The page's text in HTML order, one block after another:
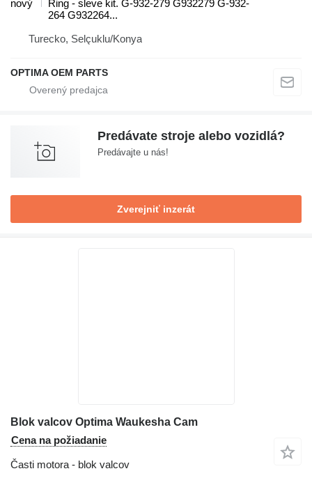
nový
Ring - sleve kit. G-932-279 G932279 G-932-
264 G932264...
Turecko, Selçuklu/Konya
OPTIMA OEM PARTS
Predávate stroje alebo vozidlá?
Predávajte u nás!
Zverejniť inzerát
Blok valcov Optima Waukesha Cam
Cena na požiadanie
Časti motora - blok valcov